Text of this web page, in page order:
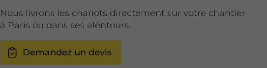
Nous livrons les chariots directement sur votre chantier
à Paris ou dans ses alentours.
Demandez un devis